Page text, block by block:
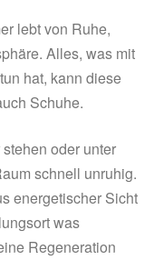
lebt von Ruhe,
Alles, was mit
hat, kann diese
Schuhe.
oder unter
schnell unruhig.
energetischer Sicht
was
Regeneration